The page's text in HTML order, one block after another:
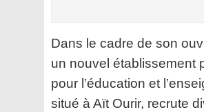
Dans le cadre de son
un nouvel établissement
pour l’éducation et
situé à Aït Ourir, recrute